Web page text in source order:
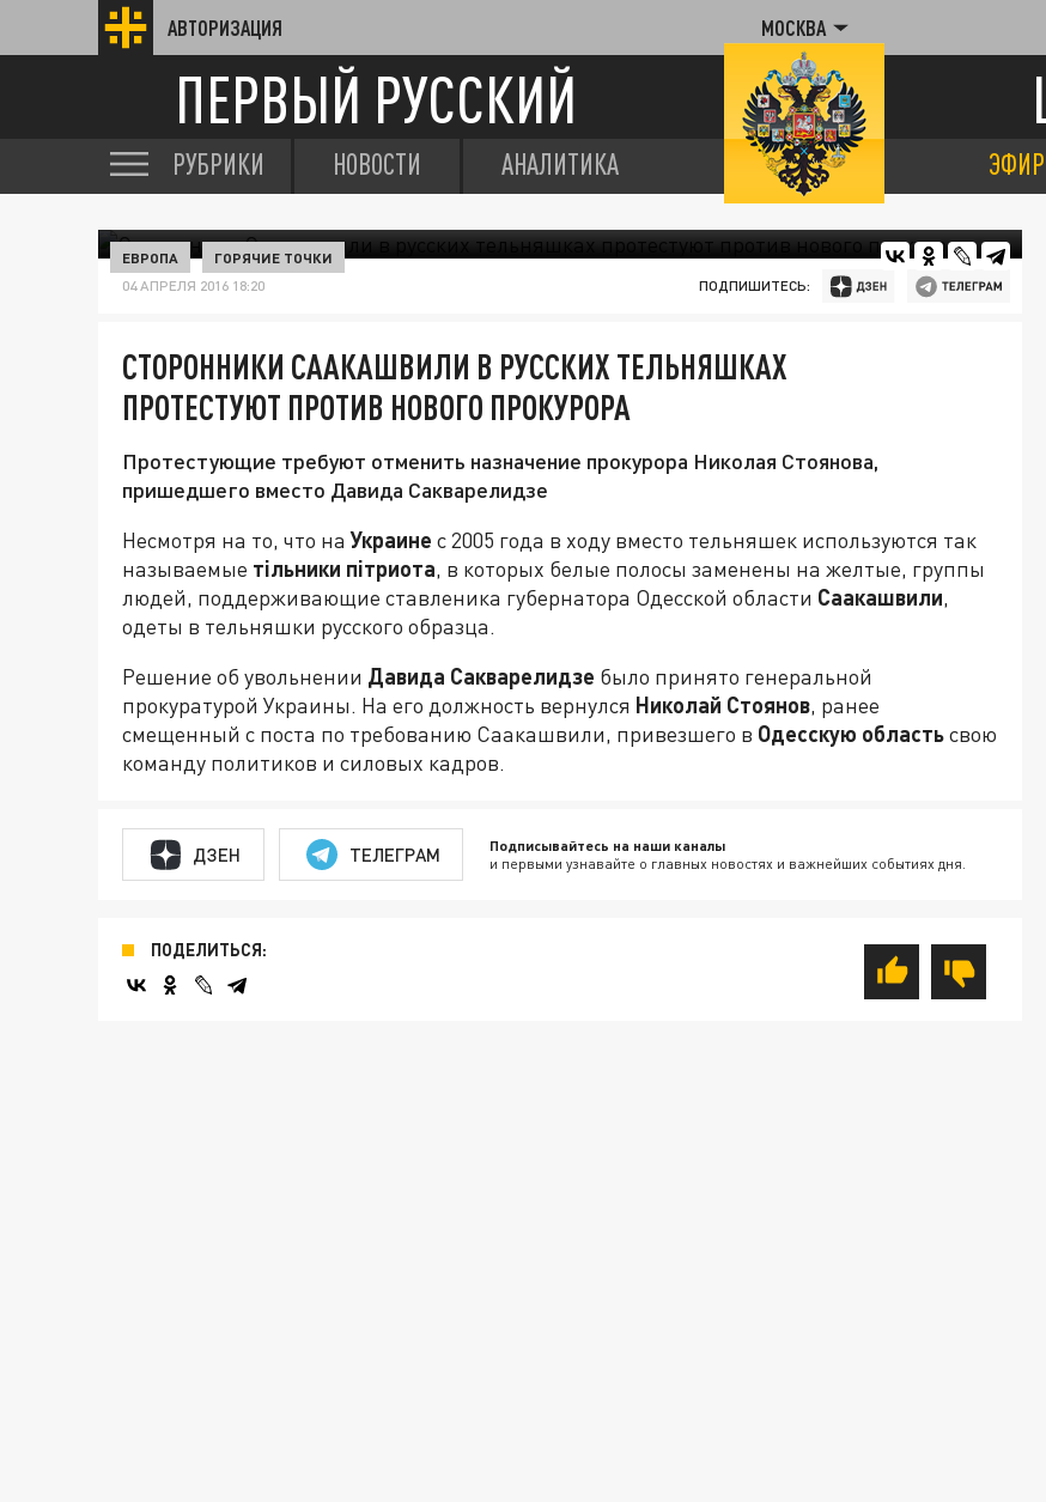
АВТОРИЗАЦИЯ МОСКВА
ПЕРВЫЙ РУССКИЙ
РУБРИКИ НОВОСТИ АНАЛИТИКА ЭФИР
ЕВРОПА ГОРЯЧИЕ ТОЧКИ
04 АПРЕЛЯ 2016 18:20 ПОДПИШИТЕСЬ:
СТОРОННИКИ СААКАШВИЛИ В РУССКИХ ТЕЛЬНЯШКАХ
ПРОТЕСТУЮТ ПРОТИВ НОВОГО ПРОКУРОРА
Протестующие требуют отменить назначение прокурора Николая Стоянова,
пришедшего вместо Давида Сакварелидзе
Несмотря на то, что наУкраине с 2005 года в ходу вместо тельняшек используются так
называемые тiльники пiтриота, в которых белые полосы заменены на желтые, группы
людей, поддерживающие ставленика губернатора Одесской области Саакашвили,
одеты в тельняшки русского образца.
Решение об увольнении Давида Сакварелидзе было принято генеральной
прокуратурой Украины. На его должность вернулся Николай Стоянов, ранее
смещенный с поста по требованию Саакашвили, привезшего в Одесскую областьсвою
команду политиков и силовых кадров.
ДЗЕН ТЕЛЕГРАМ Подписывайтесь на наши каналы
и первыми узнавайте о главных новостях и важнейших событиях дня.
ПОДЕЛИТЬСЯ: